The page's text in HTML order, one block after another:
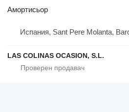
Амортисьор
Испания, Sant Pere Molanta,
LAS COLINAS OCASION, S.L.